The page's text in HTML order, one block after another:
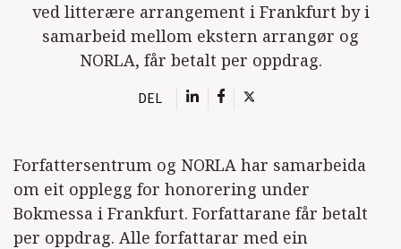
ved litterære arrangement i Frankfurt by i
samarbeid mellom ekstern arrangør og
NORLA, får betalt per oppdrag.
DEL
Forfattersentrum og NORLA har samarbeida
om eit opplegg for honorering under
Bokmessa i Frankfurt. Forfattarane får betalt
per oppdrag. Alle forfattarar med ein